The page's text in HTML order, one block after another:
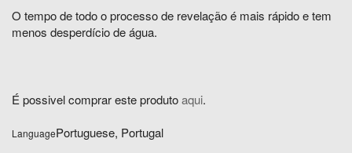
O tempo de todo o processo de revelação é mais rápido e tem
menos desperdício de água.
É possivel comprar este produtoaqui.
LanguagePortuguese, Portugal